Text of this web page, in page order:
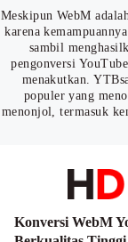
Meskipun WebM
karena
sambil
pengonversi
menakutkan.
populer yang
menonjol, termasuk
Konversi WebM